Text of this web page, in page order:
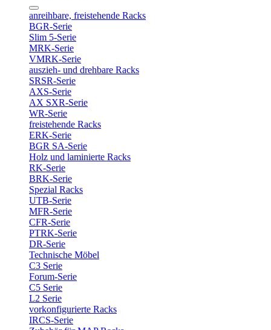
anreihbare, freistehende Racks
BGR-Serie
Slim 5-Serie
MRK-Serie
VMRK-Serie
auszieh- und drehbare Racks
SRSR-Serie
AXS-Serie
AX SXR-Serie
WR-Serie
freistehende Racks
ERK-Serie
BGR SA-Serie
Holz und laminierte Racks
RK-Serie
BRK-Serie
Spezial Racks
UTB-Serie
MFR-Serie
CFR-Serie
PTRK-Serie
DR-Serie
Technische Möbel
C3 Serie
Forum-Serie
C5 Serie
L2 Serie
vorkonfigurierte Racks
IRCS-Serie